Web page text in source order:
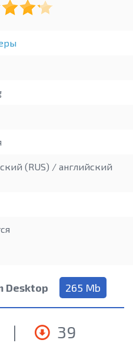
(RUS) / английский
Desktop 265 Mb
| 39